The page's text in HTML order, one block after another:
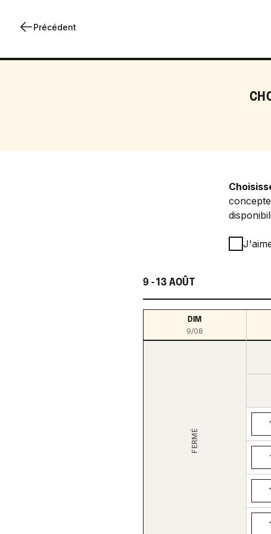
Précédent
9 - 13 AOÛT
DIM
9/08
FERMÉ